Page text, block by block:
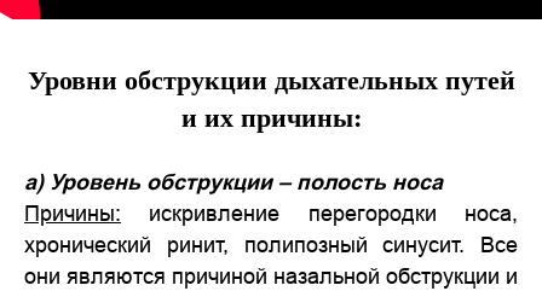
Уровни обструкции дыхательных путей
и их причины:
а) Уровень обструкции – полость носа
Причины: искривление перегородки носа,
хронический ринит, полипозный синусит. Все
они являются причиной назальной обструкции и